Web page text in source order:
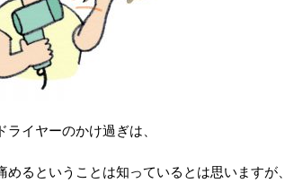
ライヤーのかけ過ぎは、
めるということは知っているとは思いますが、